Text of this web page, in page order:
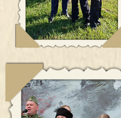
Демяшкин Михаил Васильевич,